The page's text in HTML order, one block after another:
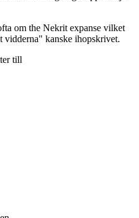
om the Nekrit expanse vilket
kanske ihopskrivet.
till